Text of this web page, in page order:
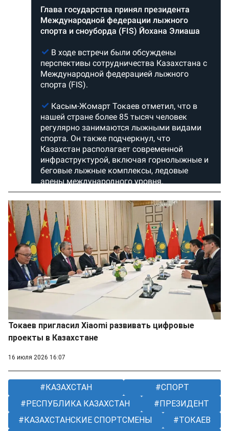
Токаев пригласил Xiaomi развивать цифровые
проекты в Казахстане
16 июля 2026 16:07
КАЗАХСТАН
СПОРТ
РЕСПУБЛИКА КАЗАХСТАН
ПРЕЗИДЕНТ
КАЗАХСТАНСКИЕ СПОРТСМЕНЫ
ТОКАЕВ